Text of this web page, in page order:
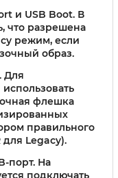
и USB Boot. В
что разрешена
режим, если
образ.
. Для
флешка
правильного
для Legacy).
порт. На
подключать